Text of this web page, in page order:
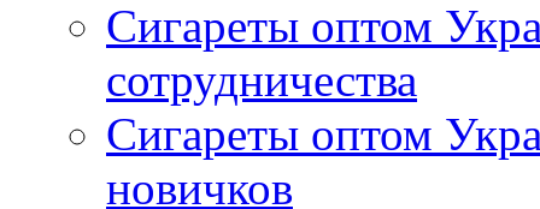
Сигареты оптом
сотрудничества
Сигареты оптом
новичков